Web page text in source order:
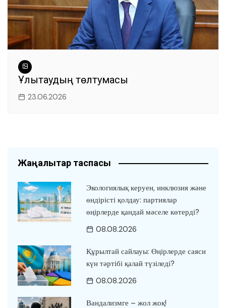
Ұлытаудың төлтумасы
23.06.2026
Жаңалықтар таспасы
Экологиялық керуен, инклюзия және
өндірісті қолдау: партиялар
өңірлерде қандай мәселе көтерді?
08.08.2026
Құрылтай сайлауы: Өңірлерде саяси
күн тәртібі қалай түзіледі?
08.08.2026
Вандализмге – жол жоқ!